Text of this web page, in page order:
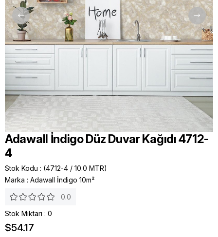
Adawall İndigo Düz Duvar Kağıdı 4712-
4
Stok Kodu
(4712-4 / 10.0 MTR)
Marka : Adawall İndigo 10m²
0.0
Stok Miktarı : 0
$54.17